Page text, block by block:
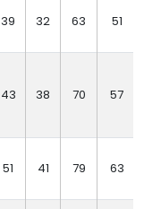
39 32 63 51
43 38 70 57
51 41 79 63